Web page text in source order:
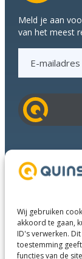
Wij gebruiken
akkoord te gaan,
ID's verwerken.
toestemming
functies van de
Meld je aan
van het meest
a
i
a
d
r
sOver ons
Contact